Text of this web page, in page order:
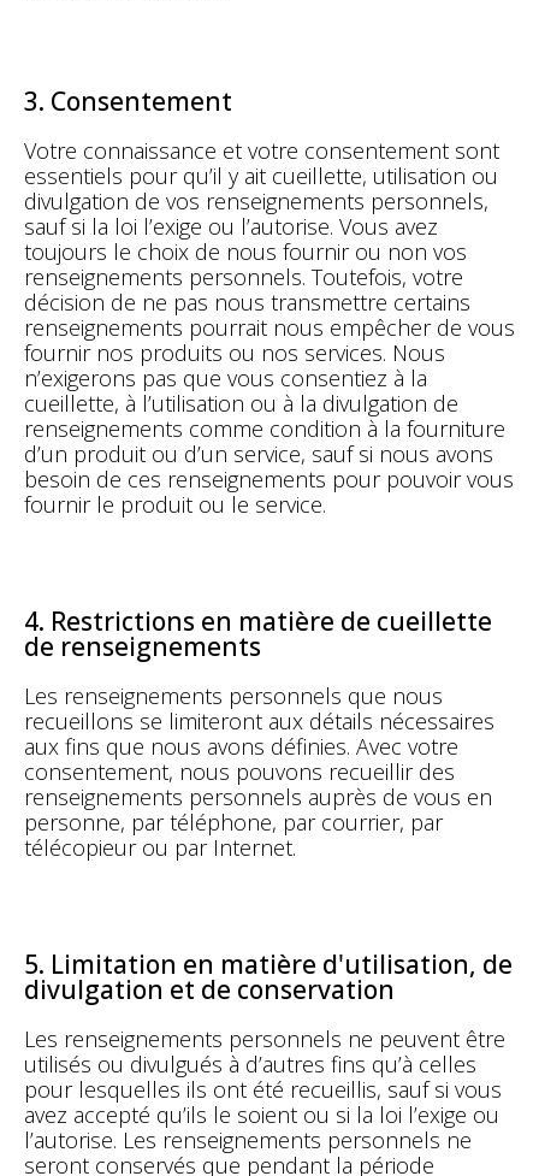
3. Consentement
Votre connaissance et votre consentement sont
essentiels pour qu’il y ait cueillette, utilisation ou
divulgation de vos renseignements personnels,
sauf si la loi l’exige ou l’autorise. Vous avez
toujours le choix de nous fournir ou non vos
renseignements personnels. Toutefois, votre
décision de ne pas nous transmettre certains
renseignements pourrait nous empêcher de vous
fournir nos produits ou nos services. Nous
n’exigerons pas que vous consentiez à la
cueillette, à l’utilisation ou à la divulgation de
renseignements comme condition à la fourniture
d’un produit ou d’un service, sauf si nous avons
besoin de ces renseignements pour pouvoir vous
fournir le produit ou le service.
4. Restrictions en matière de cueillette
de renseignements
Les renseignements personnels que nous
recueillons se limiteront aux détails nécessaires
aux fins que nous avons définies. Avec votre
consentement, nous pouvons recueillir des
renseignements personnels auprès de vous en
personne, par téléphone, par courrier, par
télécopieur ou par Internet.
5. Limitation en matière d'utilisation, de
divulgation et de conservation
Les renseignements personnels ne peuvent être
utilisés ou divulgués à d’autres fins qu’à celles
pour lesquelles ils ont été recueillis, sauf si vous
avez accepté qu’ils le soient ou si la loi l’exige ou
l’autorise. Les renseignements personnels ne
seront conservés que pendant la période